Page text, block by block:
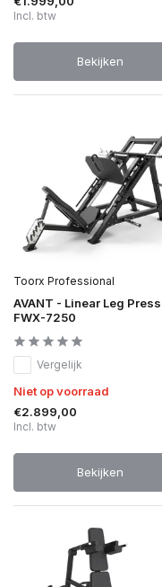
Incl. btw
Bekijken
Toorx Professional
AVANT - Linear Leg Press
FWX-7250
Vergelijk
Niet op voorraad
€2.899,00
Incl. btw
Bekijken